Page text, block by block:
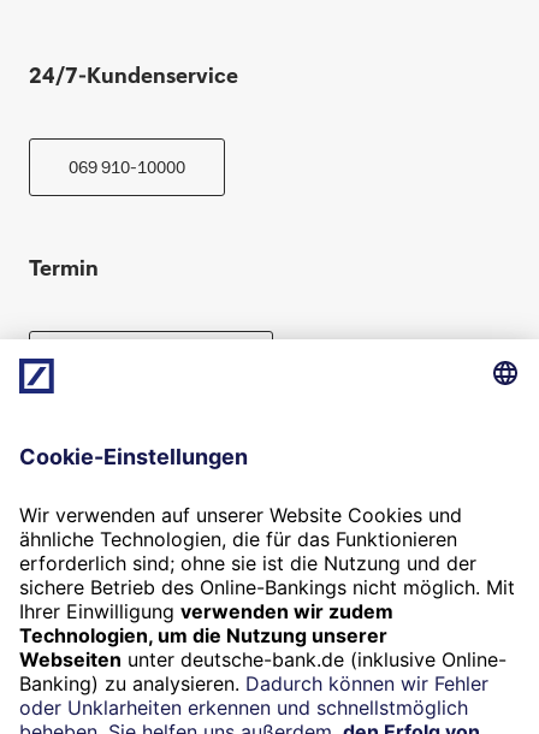
24/7-Kundenservice
069 910-10000
Termin
Folgen Sie uns
Widerruf